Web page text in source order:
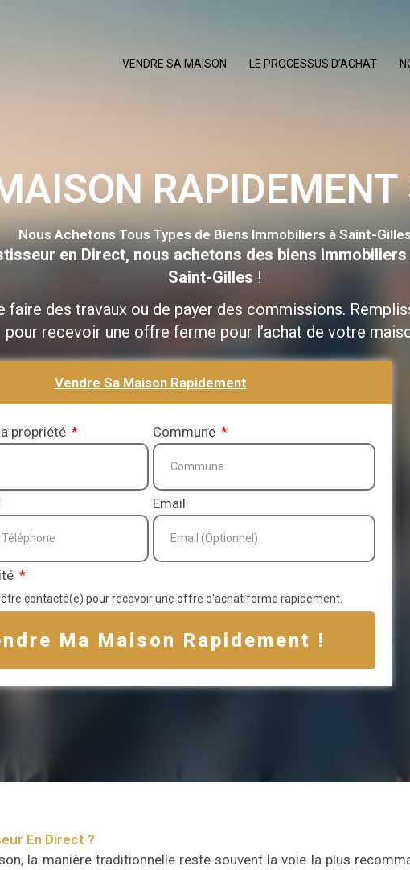
VENDRE SA MAISON LE PROCESSUS D’ACHAT
Nous Achetons Tous Types de Biens Immobiliers à Saint-Gilles
en Direct, nous achetons des biens
Saint-Gilles !
faire des travaux ou de payer des commissions.
pour recevoir une offre ferme pour l’achat de votre
Vendre Sa Maison Rapidement
propriété Commune
Email
contacté(e) pour recevoir une offre d'achat ferme rapidement.
Ma Maison Rapidement !
En Direct ?
la manière traditionnelle reste souvent la voie la plus